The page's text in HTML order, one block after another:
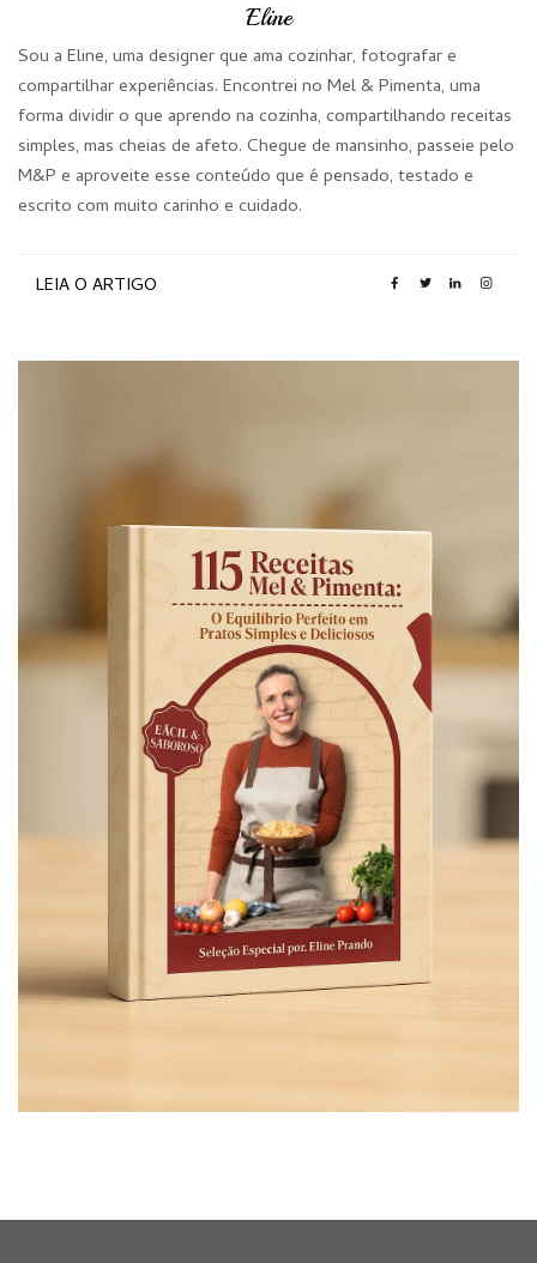
Eline
Sou a Eline, uma designer que ama cozinhar, fotografar e
compartilhar experiências. Encontrei no Mel & Pimenta, uma
forma dividir o que aprendo na cozinha, compartilhando receitas
simples, mas cheias de afeto. Chegue de mansinho, passeie pelo
M&P e aproveite esse conteúdo que é pensado, testado e
escrito com muito carinho e cuidado.
LEIA O ARTIGO